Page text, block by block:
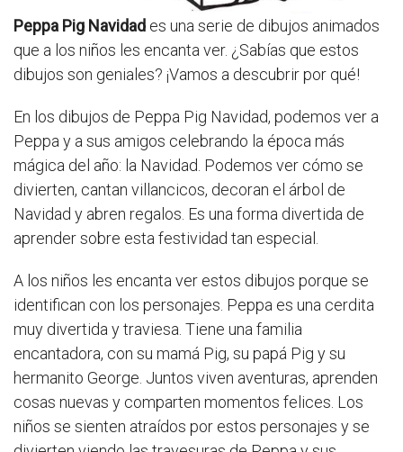
Peppa Pig Navidad es una serie de dibujos animados
que a los niños les encanta ver. ¿Sabías que estos
dibujos son geniales? ¡Vamos a descubrir por qué!
En los dibujos de Peppa Pig Navidad, podemos ver a
Peppa y a sus amigos celebrando la época más
mágica del año: la Navidad. Podemos ver cómo se
divierten, cantan villancicos, decoran el árbol de
Navidad y abren regalos. Es una forma divertida de
aprender sobre esta festividad tan especial.
A los niños les encanta ver estos dibujos porque se
identifican con los personajes. Peppa es una cerdita
muy divertida y traviesa. Tiene una familia
encantadora, con su mamá Pig, su papá Pig y su
hermanito George. Juntos viven aventuras, aprenden
cosas nuevas y comparten momentos felices. Los
niños se sienten atraídos por estos personajes y se